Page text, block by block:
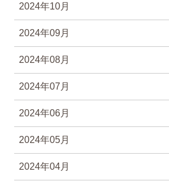
2024年10月
2024年09月
2024年08月
2024年07月
2024年06月
2024年05月
2024年04月